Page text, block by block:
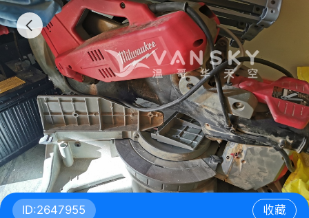
ID:2647955 收藏